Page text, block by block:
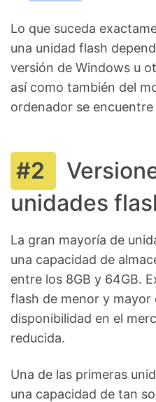
Lo que suceda
una unidad flash
versión de Windows u
así como también del
ordenador se
unidades
La gran mayoría de
una capacidad de
entre los 8GB y 64GB.
flash de menor y mayor
disponibilidad en el
reducida.
Una de las primeras
una capacidad de tan